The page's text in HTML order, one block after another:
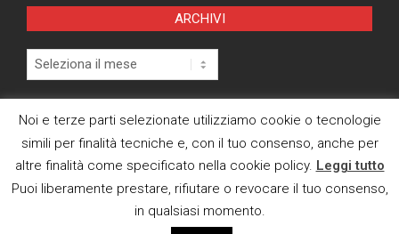
ARCHIVI
Archivi
Modifica consenso cookies
CI TROVI ANCHE SU
Noi e terze parti selezionate utilizziamo cookie o tecnologie
simili per finalità tecniche e, con il tuo consenso, anche per
altre finalità come specificato nella cookie policy. Leggi tutto
Puoi liberamente prestare, rifiutare o revocare il tuo consenso,
in qualsiasi momento.